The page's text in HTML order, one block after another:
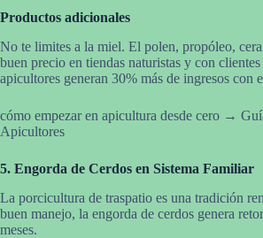
Productos adicionales
No te limites a la miel. El polen, propóleo,
buen precio en tiendas naturistas y con
apicultores generan 30% más de ingresos con
cómo empezar en apicultura desde cero →
Apicultores
5. Engorda de Cerdos en Sistema Familiar
La porcicultura de traspatio es una tradición
buen manejo, la engorda de cerdos genera
meses.